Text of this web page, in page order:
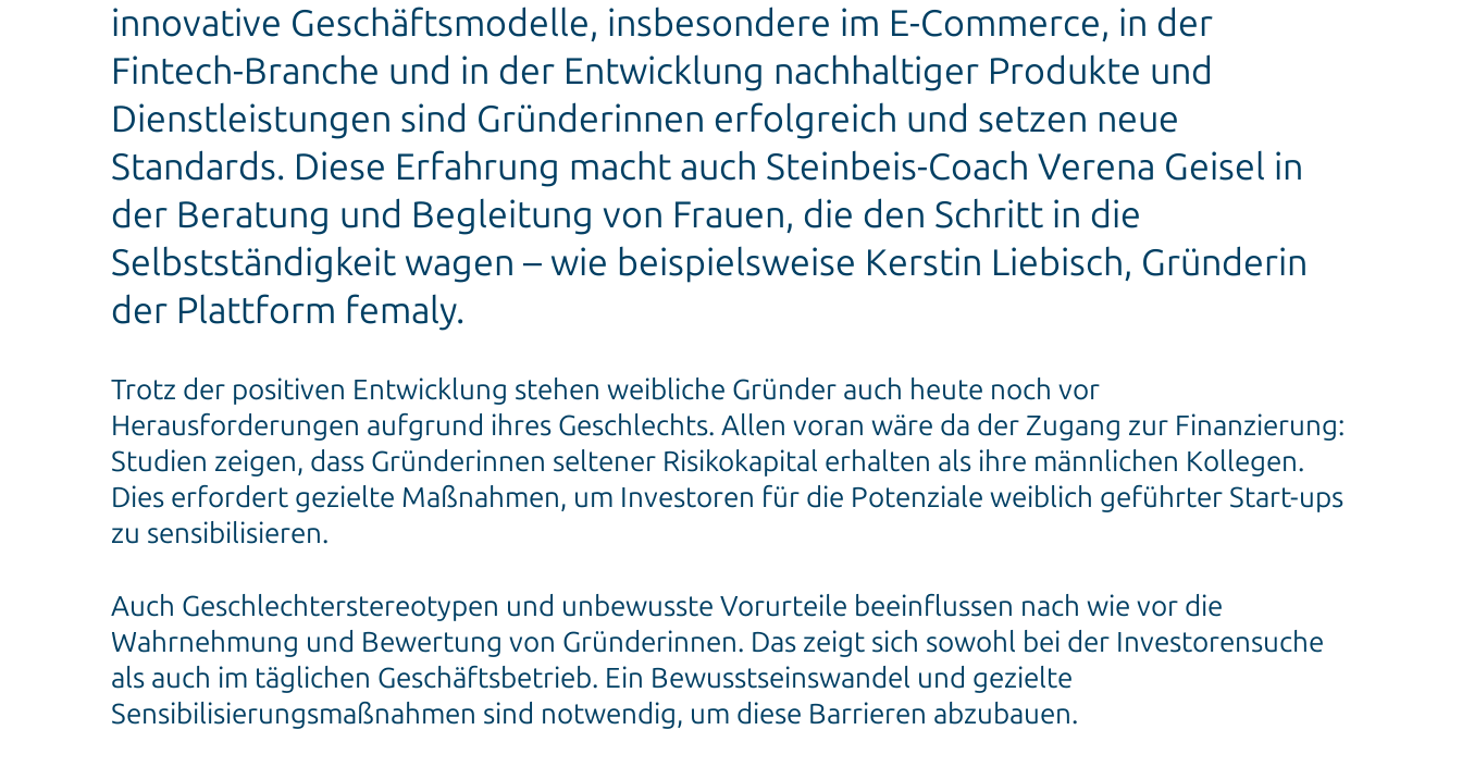
innovative Geschäftsmodelle, insbesondere im E-Commerce, in der
Fintech-Branche und in der Entwicklung nachhaltiger Produkte und
Dienstleistungen sind Gründerinnen erfolgreich und setzen neue
Standards. Diese Erfahrung macht auch Steinbeis-Coach Verena Geisel in
der Beratung und Begleitung von Frauen, die den Schritt in die
Selbstständigkeit wagen – wie beispielsweise Kerstin Liebisch, Gründerin
der Plattform femaly.
Trotz der positiven Entwicklung stehen weibliche Gründer auch heute noch vor
Herausforderungen aufgrund ihres Geschlechts. Allen voran wäre da der Zugang zur Finanzierung:
Studien zeigen, dass Gründerinnen seltener Risikokapital erhalten als ihre männlichen Kollegen.
Dies erfordert gezielte Maßnahmen, um Investoren für die Potenziale weiblich geführter Start-ups
zu sensibilisieren.
Auch Geschlechterstereotypen und unbewusste Vorurteile beeinflussen nach wie vor die
Wahrnehmung und Bewertung von Gründerinnen. Das zeigt sich sowohl bei der Investorensuche
als auch im täglichen Geschäftsbetrieb. Ein Bewusstseinswandel und gezielte
Sensibilisierungsmaßnahmen sind notwendig, um diese Barrieren abzubauen.